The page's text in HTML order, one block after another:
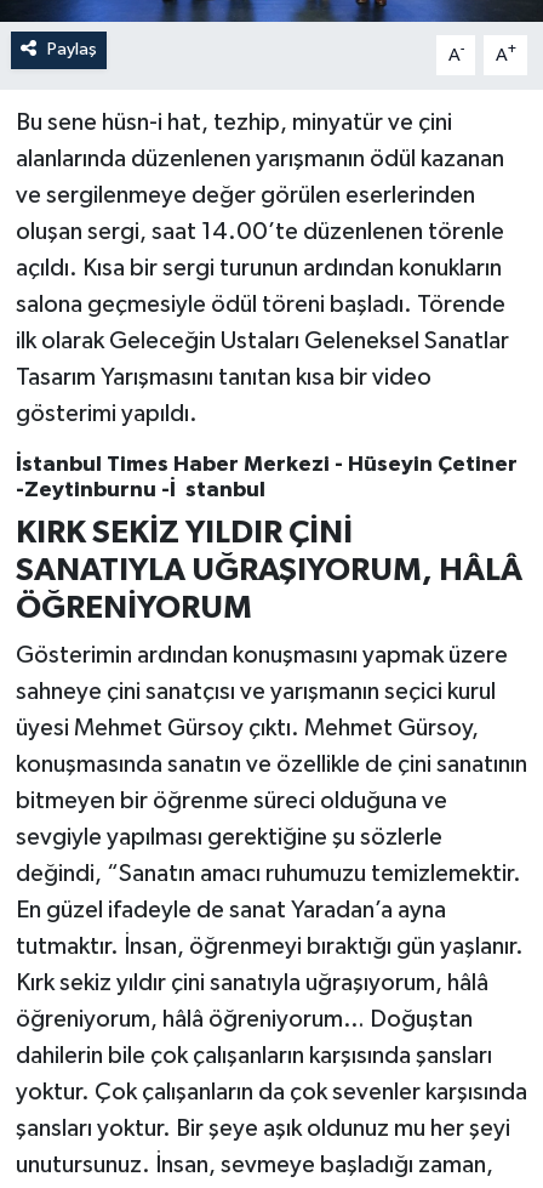
Paylaş A- A+
Bu sene hüsn-i hat, tezhip, minyatür ve çini
alanlarında düzenlenen yarışmanın ödül kazanan
ve sergilenmeye değer görülen eserlerinden
oluşan sergi, saat 14.00’te düzenlenen törenle
açıldı. Kısa bir sergi turunun ardından konukların
salona geçmesiyle ödül töreni başladı. Törende
ilk olarak Geleceğin Ustaları Geleneksel Sanatlar
Tasarım Yarışmasını tanıtan kısa bir video
gösterimi yapıldı.
İstanbul Times Haber Merkezi - Hüseyin Çetiner
-Zeytinburnu -İ stanbul
KIRK SEKİZ YILDIR ÇİNİ
SANATIYLA UĞRAŞIYORUM, HÂLÂ
ÖĞRENİYORUM
Gösterimin ardından konuşmasını yapmak üzere
sahneye çini sanatçısı ve yarışmanın seçici kurul
üyesi Mehmet Gürsoy çıktı. Mehmet Gürsoy,
konuşmasında sanatın ve özellikle de çini sanatının
bitmeyen bir öğrenme süreci olduğuna ve
sevgiyle yapılması gerektiğine şu sözlerle
değindi, “Sanatın amacı ruhumuzu temizlemektir.
En güzel ifadeyle de sanat Yaradan’a ayna
tutmaktır. İnsan, öğrenmeyi bıraktığı gün yaşlanır.
Kırk sekiz yıldır çini sanatıyla uğraşıyorum, hâlâ
öğreniyorum, hâlâ öğreniyorum… Doğuştan
dahilerin bile çok çalışanların karşısında şansları
yoktur. Çok çalışanların da çok sevenler karşısında
şansları yoktur. Bir şeye aşık oldunuz mu her şeyi
unutursunuz. İnsan, sevmeye başladığı zaman,